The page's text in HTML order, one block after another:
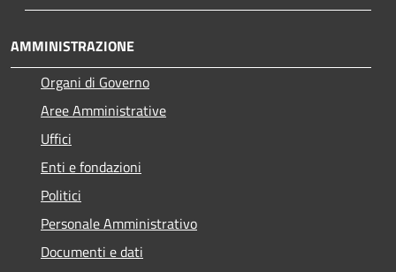
AMMINISTRAZIONE
Organi di Governo
Aree Amministrative
Uffici
Enti e fondazioni
Politici
Personale Amministrativo
Documenti e dati